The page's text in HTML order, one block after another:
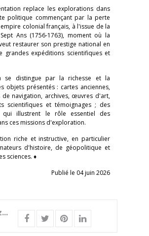
replace les explorations dans
politique commençant par la perte
colonial français, à l'issue de la
Ans (1756-1763), moment où la
restaurer son prestige national en
grandes expéditions scientifiques et
se distingue par la richesse et la
objets présentés : cartes anciennes,
de navigation, archives, œuvres d'art,
scientifiques et témoignages ; des
qui illustrent le rôle essentiel des
ces missions d'exploration.
riche et instructive, en particulier
d'histoire, de géopolitique et
sciences. ♦
Publié le 04 juin 2026